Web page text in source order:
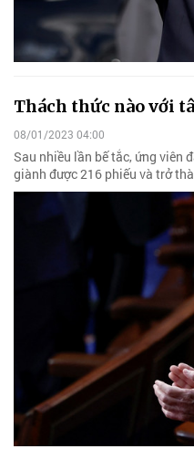
Thách thức nào với
08/01/2023 04:00
Sau nhiều lần bế tắc, ứng viên
giành được 216 phiếu và trở